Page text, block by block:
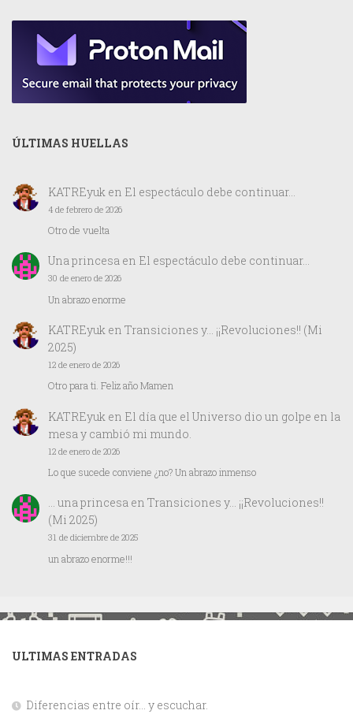
ÚLTIMAS HUELLAS
KATREyuk en El espectáculo debe continuar…
4 de febrero de 2026
Otro de vuelta
Una princesaen El espectáculo debe continuar…
30 de enero de 2026
Un abrazo enorme
KATREyuken Transiciones y… ¡¡Revoluciones!! (Mi
2025)
12 de enero de 2026
Otro para ti. Feliz año Mamen
KATREyuk en El día que el Universo dio un golpe en la
mesa y cambió mi mundo.
12 de enero de 2026
Lo que sucede conviene ¿no? Un abrazo inmenso
… una princesaen Transiciones y… ¡¡Revoluciones!!
(Mi 2025)
31 de diciembre de 2025
un abrazo enorme!!!
ULTIMAS ENTRADAS
Diferencias entre oír… y escuchar.